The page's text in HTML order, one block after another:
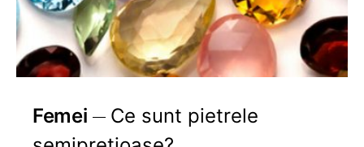
Femei
Ce sunt pietrele